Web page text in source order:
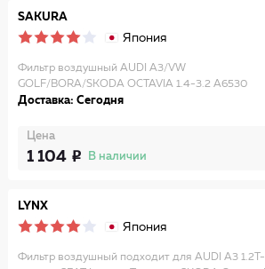
SAKURA
Япония
Фильтр воздушный AUDI A3/VW
GOLF/BORA/SKODA OCTAVIA 1.4-3.2 A6530
Доставка: Сегодня
Цена
1 104 В наличии
LYNX
Япония
Фильтр воздушный подходит для AUDI A3 1.2T-